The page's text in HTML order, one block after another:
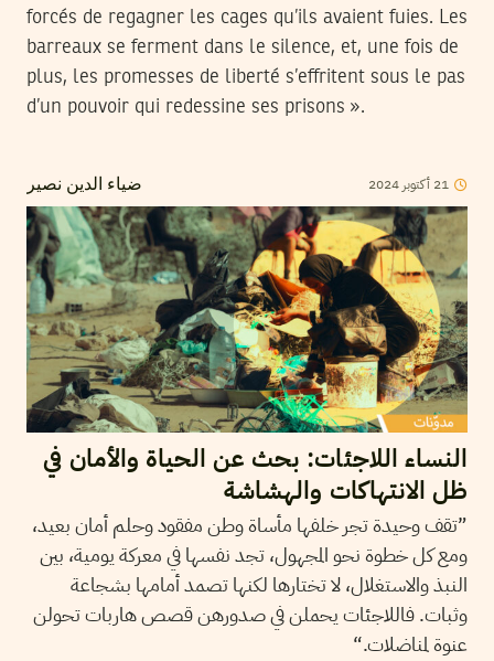
forcés de regagner les cages qu’ils avaient fuies. Les
barreaux se ferment dans le silence, et, une fois de
plus, les promesses de liberté s’effritent sous le pas
d’un pouvoir qui redessine ses prisons ».
ضياء الدين نصير 21 أكتوبر 2024
النساء اللاجئات: بحث عن الحياة والأمان في
ظل الانتهاكات والهشاشة
”تقف وحيدة تجر خلفها مأساة وطن مفقود وحلم أمان بعيد،
ومع كل خطوة نحو المجهول، تجد نفسها في معركة يومية، بين
النبذ والاستغلال، لا تختارها لكنها تصمد أمامها بشجاعة
وثبات. فاللاجئات يحملن في صدورهن قصص هاربات تحولن
عنوة لمناضلات.“